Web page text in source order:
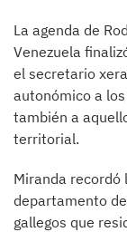
La agenda de
Venezuela
el secretario
autonómico a
también a
territorial.
Miranda recordó
departamento
gallegos que